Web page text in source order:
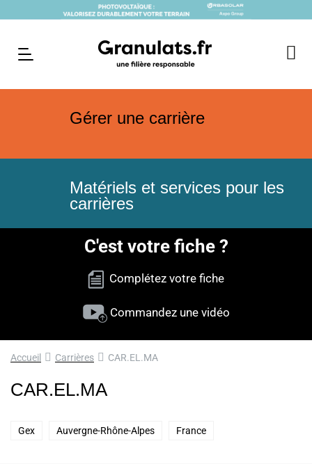
Gérer une carrière
Matériels et services pour les
carrières
C'est votre fiche ?
Complétez votre fiche
Commandez une vidéo
Accueil Carrières CAR.EL.MA
CAR.EL.MA
Gex Auvergne-Rhône-Alpes France